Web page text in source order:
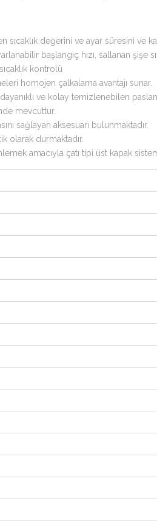
sıcaklık değerini ve ayar süresini ve
başlangıç hızı, sallanan şişe
kontrolü
homojen çalkalama avantajı sunar.
ve kolay temizlenebilen
mevcuttur.
sağlayan aksesuarı bulunmaktadır.
olarak durmaktadır.
amacıyla çatı tipi üst kapak